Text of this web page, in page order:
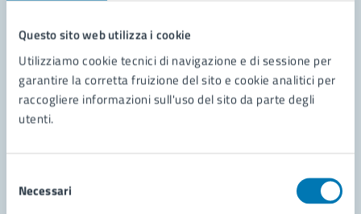
Questo sito web utilizza i cookie
Utilizziamo cookie tecnici di navigazione e di sessione per
garantire la corretta fruizione del sito e cookie analitici per
raccogliere informazioni sull'uso del sito da parte degli
utenti.
delNecessari
Richiedi assistenza
Prenota appuntamento
Problemi in città